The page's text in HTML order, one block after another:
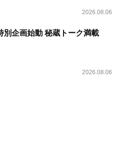
2026.08.06
別企画始動 秘蔵トーク満載
2026.08.06